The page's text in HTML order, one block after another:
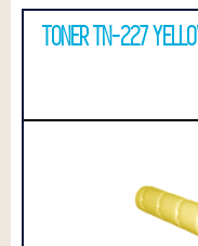
TONER TN-227